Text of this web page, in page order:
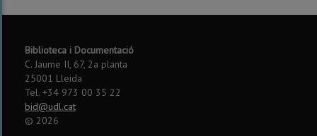
Biblioteca i Documentació
C. Jaume II, 67, 2a planta
25001 Lleida
Tel. +34 973 00 35 22
bid@udl.cat
© 2026